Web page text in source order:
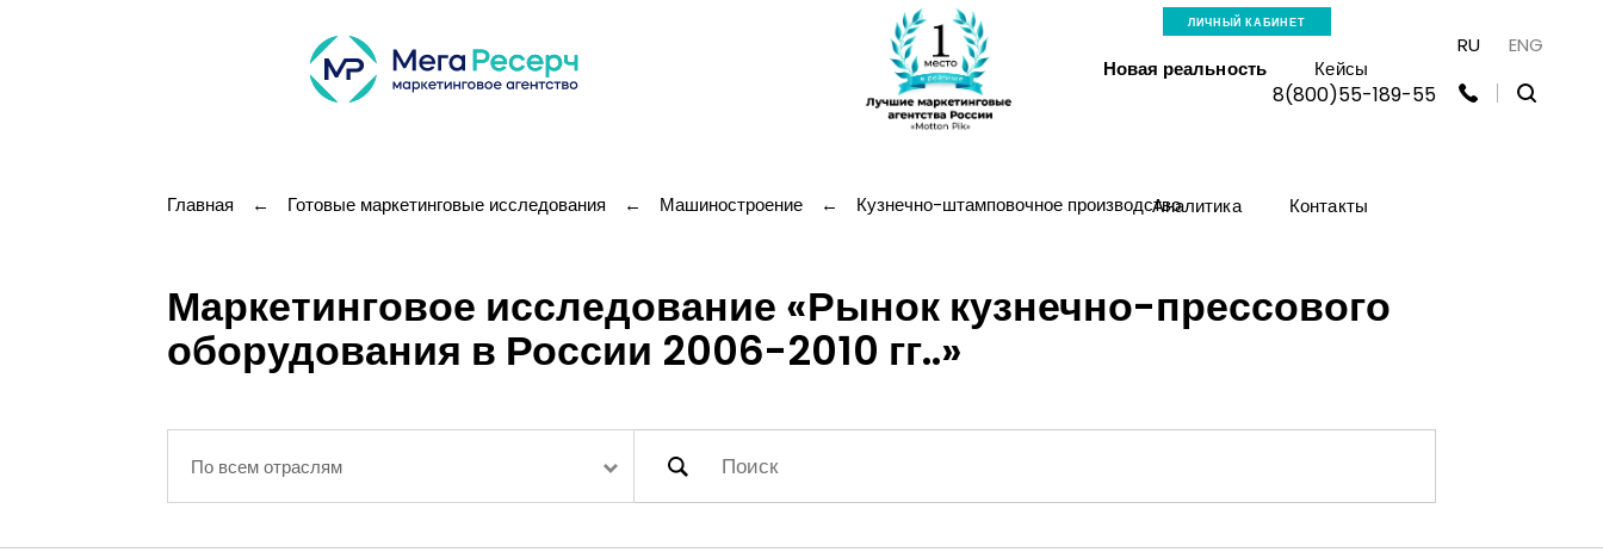
ЛИЧНЫЙ КАБИНЕТ
Новая реальность Кейсы
Аналитика Контакты
RU ENG
8(800)55-189-55
Главная ← Готовые маркетинговые исследования ← Машиностроение ← Кузнечно-штамповочное производство
Маркетинговое исследование «Рынок кузнечно-прессового
оборудования в России 2006-2010 гг..»
По всем отраслям